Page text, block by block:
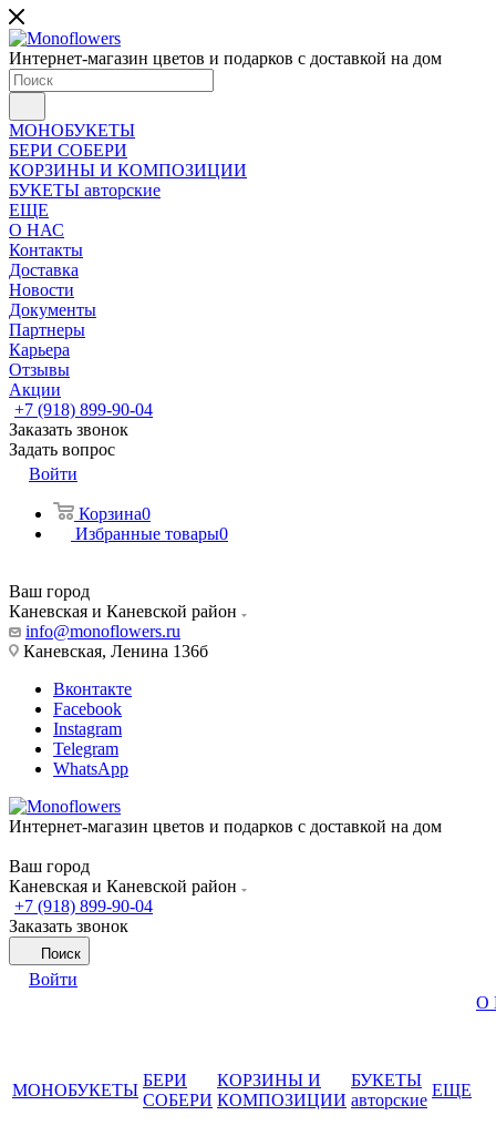
Интернет-магазин цветов и подарков с доставкой на дом
МОНОБУКЕТЫ
БЕРИ СОБЕРИ
КОРЗИНЫ И КОМПОЗИЦИИ
БУКЕТЫ авторские
ЕЩЕ
О НАС
Контакты
Доставка
Новости
Документы
Партнеры
Карьера
Отзывы
Акции
+7 (918) 899-90-04
Заказать звонок
Задать вопрос
Войти
Корзина0
Избранные товары0
Ваш город
Каневская и Каневской район
info@monoflowers.ru
Каневская, Ленина 136б
Вконтакте
Facebook
Instagram
Telegram
WhatsApp
Интернет-магазин цветов и подарков с доставкой на дом
Ваш город
Каневская и Каневской район
+7 (918) 899-90-04
Заказать звонок
Поиск
Войти
МОНОБУКЕТЫ
БЕРИ
СОБЕРИ
КОРЗИНЫ И
КОМПОЗИЦИИ
БУКЕТЫ
авторские
ЕЩЕ
О